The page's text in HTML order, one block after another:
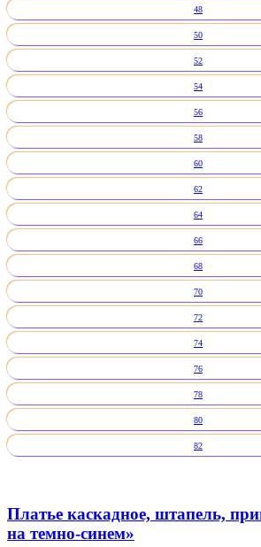
48
50
52
54
56
58
60
62
64
66
68
70
72
74
76
78
80
82
Платье каскадное, штапель,
на темно-синем»